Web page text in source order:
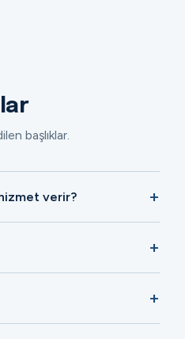
başlıklar.
verir?